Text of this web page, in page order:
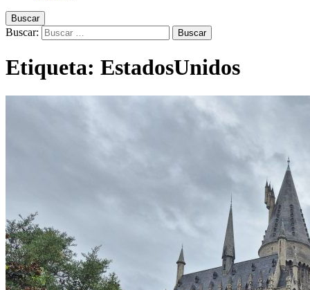
Buscar
Buscar:
Etiqueta: EstadosUnidos